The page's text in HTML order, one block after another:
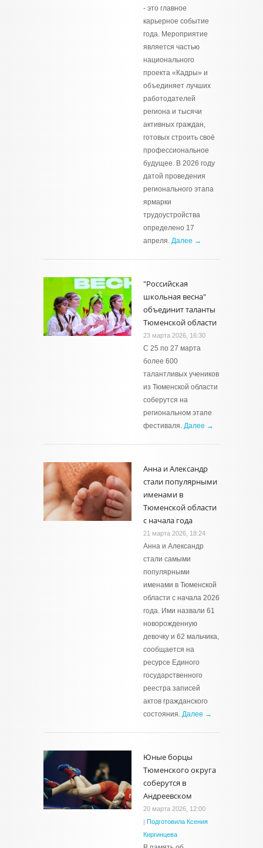
- это главное
карьерное событие
года. Мероприятие
является частью
национального
проекта «Кадры» и
объединяет лучших
работодателей
региона и тысячи
активных граждан,
готовых строить своё
профессиональное
будущее. В 2026 году
датой проведения
регионального этапа
ярмарки
трудоустройства
определено 17
апреля. Далее →
"Российская
школьная весна"
объединит таланты
Тюменской области
23 марта 2026, 16:30
С 25 по 27 марта
более 600
талантливых учеников
из Тюменской области
соберутся на
региональном этапе
фестиваля. Далее →
Анна и Александр
стали популярными
именами в
Тюменской области
с начала года
21 марта 2026, 18:24
Анна и Александр
стали самыми
популярными
именами в Тюменской
области с начала 2026
года. Ими назвали 61
новорожденную
девочку и 62 мальчика,
сообщается на
ресурсе Единого
государственного
реестра записей
актов гражданского
состояния. Далее →
Юные борцы
Тюменского округа
соберутся в
Андреевском
20 марта 2026, 12:00
| Подготовила Ксения
Киргинцева